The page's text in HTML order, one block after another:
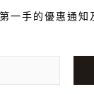
一手的優惠通知